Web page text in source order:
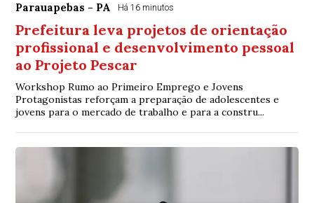
Parauapebas - PA Há 16 minutos
Prefeitura leva projetos de orientação
profissional e desenvolvimento pessoal
ao Projeto Pescar
Workshop Rumo ao Primeiro Emprego e Jovens
Protagonistas reforçam a preparação de adolescentes e
jovens para o mercado de trabalho e para a constru...